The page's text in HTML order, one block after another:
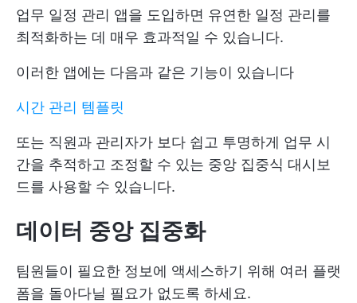
업무 일정 관리 앱을 도입하면 유연한 일정 관리를
최적화하는 데 매우 효과적일 수 있습니다.
이러한 앱에는 다음과 같은 기능이 있습니다
시간 관리 템플릿
또는 직원과 관리자가 보다 쉽고 투명하게 업무 시
간을 추적하고 조정할 수 있는 중앙 집중식 대시보
드를 사용할 수 있습니다.
데이터 중앙 집중화
팀원들이 필요한 정보에 액세스하기 위해 여러 플랫
폼을 돌아다닐 필요가 없도록 하세요.